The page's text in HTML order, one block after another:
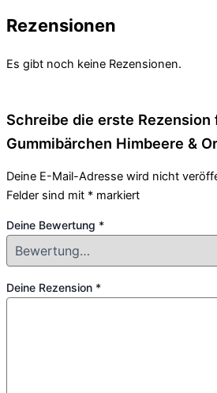
Rezensionen
Es gibt noch keine Rezensionen.
Schreibe die erste Rezension
Gummibärchen Himbeere &
Deine E-Mail-Adresse wird nicht
Felder sind mit * markiert
Deine Bewertung *
Deine Rezension *